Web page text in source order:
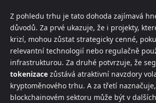
Z pohledu trhu je tato dohoda zajímavá
důvodů. Za prvé ukazuje, že i projekty,
krizí, mohou zůstat strategicky cenné,
relevantní technologií nebo regulačně
infrastrukturou. Za druhé potvrzuje, že
tokenizace zůstává atraktivní navzdory
kryptoměnového trhu. A za třetí
blockchainovém sektoru může být v